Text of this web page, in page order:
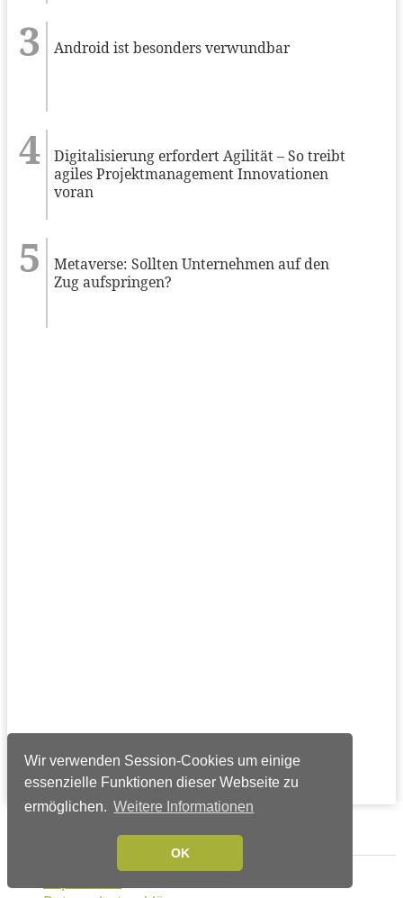
Wir verwenden Session-Cookies um einige
essenzielle Funktionen dieser Webseite zu
ermöglichen. Weitere Informationen
OK
Android ist besonders verwundbar
Digitalisierung erfordert Agilität – So treibt
agiles Projektmanagement Innovationen
voran
Metaverse: Sollten Unternehmen auf den
Zug aufspringen?
Verlags-Service